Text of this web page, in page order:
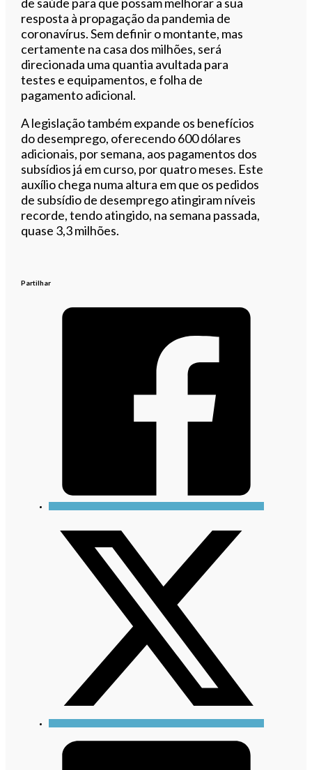
resposta à propagação da pandemia de
coronavírus. Sem definir o montante, mas
certamente na casa dos milhões, será
direcionada uma quantia avultada para
testes e equipamentos, e folha de
pagamento adicional.
A legislação também expande os benefícios
do desemprego, oferecendo 600 dólares
adicionais, por semana, aos pagamentos dos
subsídios já em curso, por quatro meses. Este
auxílio chega numa altura em que os pedidos
de subsídio de desemprego atingiram níveis
recorde, tendo atingido, na semana passada,
quase 3,3 milhões.
Partilhar